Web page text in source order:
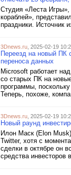
Студия «Леста Игры»,
кораблей»,
праздники. Источник
3Dnews.ru , 2025-02-19
Переезд на новый ПК
переноса данных
Microsoft работает
со старых ПК на
программы,
Теперь, похоже,
3Dnews.ru , 2025-02-19
Новый раунд
Илон Маск (Elon
Twitter, хотя с
сделки в октябре он
средства инвесторов